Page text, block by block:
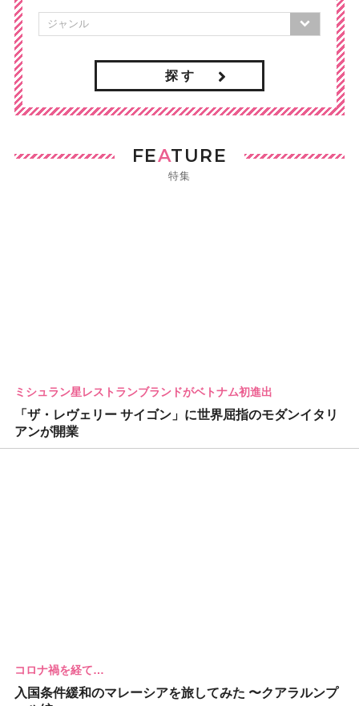
探 す
FEATURE
特集
ミシュラン星レストランブランドがベトナム初進出
「ザ・レヴェリー サイゴン」に世界屈指のモダンイタリ
アンが開業
コロナ禍を経て…
入国条件緩和のマレーシアを旅してみた 〜クアラルンプ